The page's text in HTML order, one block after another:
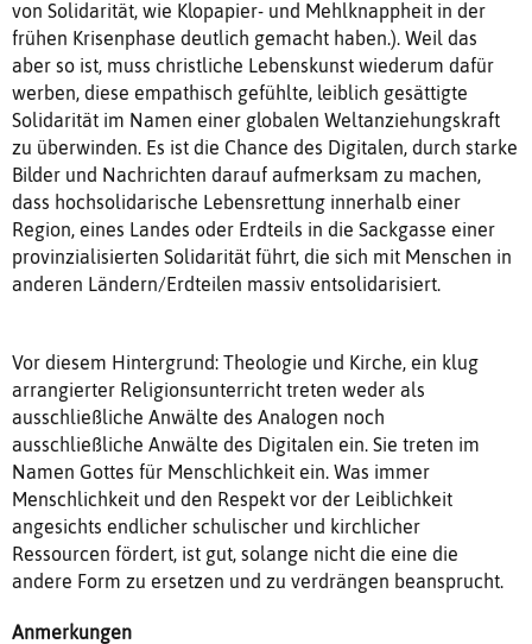
von Solidarität, wie Klopapier- und Mehlknappheit in der
frühen Krisenphase deutlich gemacht haben.). Weil das
aber so ist, muss christliche Lebenskunst wiederum dafür
werben, diese empathisch gefühlte, leiblich gesättigte
Solidarität im Namen einer globalen Weltanziehungskraft
zu überwinden. Es ist die Chance des Digitalen, durch starke
Bilder und Nachrichten darauf aufmerksam zu machen,
dass hochsolidarische Lebensrettung innerhalb einer
Region, eines Landes oder Erdteils in die Sackgasse einer
provinzialisierten Solidarität führt, die sich mit Menschen in
anderen Ländern/Erdteilen massiv entsolidarisiert.
Vor diesem Hintergrund: Theologie und Kirche, ein klug
arrangierter Religionsunterricht treten weder als
ausschließliche Anwälte des Analogen noch
ausschließliche Anwälte des Digitalen ein. Sie treten im
Namen Gottes für Menschlichkeit ein. Was immer
Menschlichkeit und den Respekt vor der Leiblichkeit
angesichts endlicher schulischer und kirchlicher
Ressourcen fördert, ist gut, solange nicht die eine die
andere Form zu ersetzen und zu verdrängen beansprucht.
Anmerkungen